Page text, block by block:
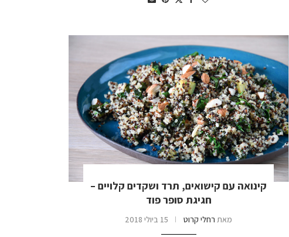
קינואה עם קישואים, תרד ושקדים קלויים –
חגיגת סופר פוד
מאת רחלי קרוט 15 ביולי 2018